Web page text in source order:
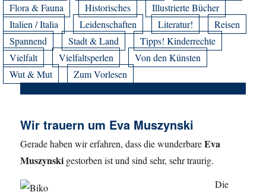
Flora & Fauna
Historisches
Illustrierte Bücher
Italien / Italia
Leidenschaften Literatur!
Reisen
Spannend
Stadt & Land
Tipps! Kinderrechte
Vielfalt
Vielfaltsperlen
Von den Künsten
Wut & Mut
Zum Vorlesen
Wir trauern um Eva Muszynski
Gerade haben wir erfahren, dass die wunderbareEva
Muszynski gestorben ist und sind sehr, sehr traurig.
Die